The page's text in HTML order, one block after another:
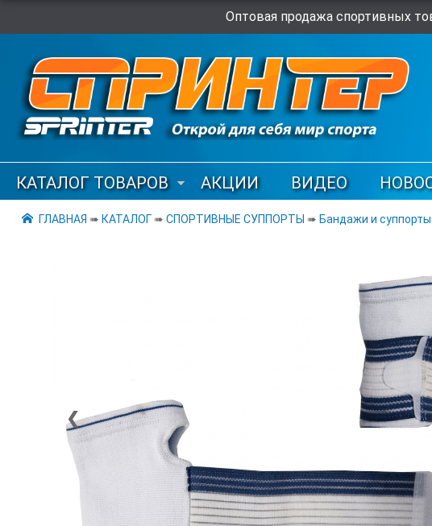
Оптовая продажа спортивных
КАТАЛОГ ТОВАРОВ АКЦИИ ВИДЕО
ГЛАВНАЯ ➠ КАТАЛОГ➠ СПОРТИВНЫЕ СУППОРТЫ ➠ Бандажи и суппорты
❮